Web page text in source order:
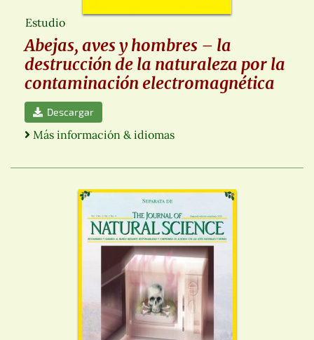
Estudio
Abejas, aves y hombres – la
destrucción de la naturaleza por la
contaminación electromagnética
Descargar
Más información & idiomas